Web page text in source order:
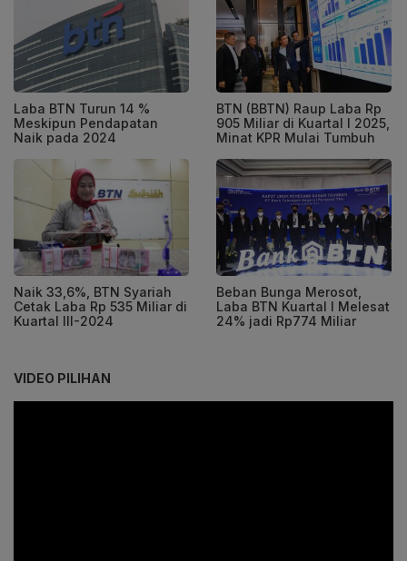
Laba BTN Turun 14 %
Meskipun Pendapatan
Naik pada 2024
BTN (BBTN) Raup Laba Rp
905 Miliar di Kuartal I 2025,
Minat KPR Mulai Tumbuh
Naik 33,6%, BTN Syariah
Cetak Laba Rp 535 Miliar di
Kuartal III-2024
Beban Bunga Merosot,
Laba BTN Kuartal I Melesat
24% jadi Rp774 Miliar
VIDEO PILIHAN